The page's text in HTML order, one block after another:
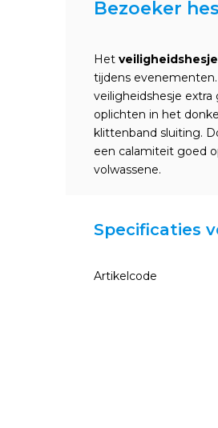
Bezoeker
Het veiligheidshesje
tijdens
veiligheidshesje
oplichten in het
klittenband sluiting.
een calamiteit goed
volwassene.
Specificaties
Artikelcode